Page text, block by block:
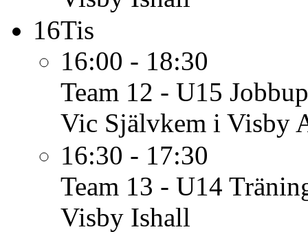
16Tis
16:00 - 18:30
Team 12 - U15
Vic Självkem i Visby
16:30 - 17:30
Team 13 - U14
Visby Ishall